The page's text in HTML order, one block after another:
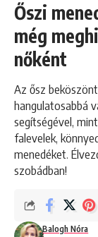
Őszi
még
nőként
Az ősz
hangulatosabbá
segítségével,
falevelek,
menedéket.
szobádban!
Balogh Nóra